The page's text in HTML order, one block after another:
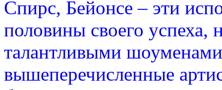
Спирс, Бейонсе – эти
половины своего успеха,
талантливыми
вышеперечисленные